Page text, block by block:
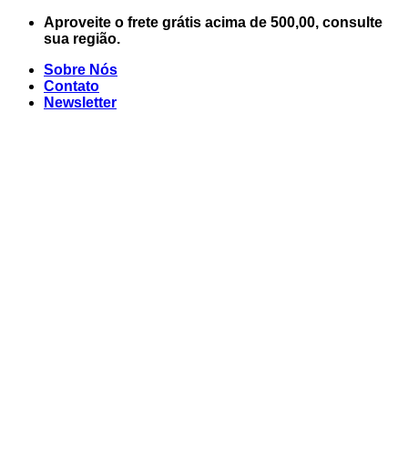
Skip
Aproveite o frete grátis acima de 500,00, consulte
sua região.
Sobre Nós
Contato
Newsletter